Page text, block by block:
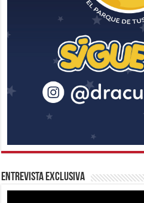
Entrevista Exclusiva